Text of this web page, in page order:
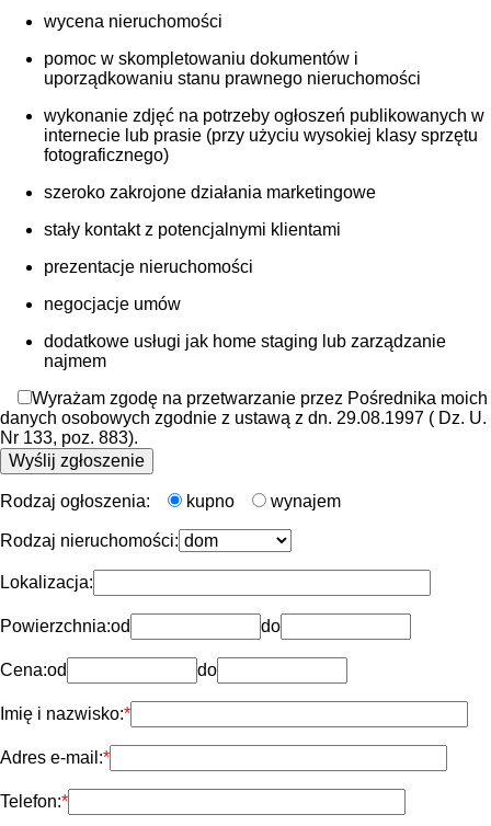
wycena nieruchomości
pomoc w skompletowaniu dokumentów i
uporządkowaniu stanu prawnego nieruchomości
wykonanie zdjęć na potrzeby ogłoszeń publikowanych w
internecie lub prasie (przy użyciu wysokiej klasy sprzętu
fotograficznego)
szeroko zakrojone działania marketingowe
stały kontakt z potencjalnymi klientami
prezentacje nieruchomości
negocjacje umów
dodatkowe usługi jak home staging lub zarządzanie
najmem
Wyrażam zgodę na przetwarzanie przez Pośrednika moich
danych osobowych zgodnie z ustawą z dn. 29.08.1997 ( Dz. U.
Nr 133, poz. 883).
Rodzaj ogłoszenia: kupno wynajem
Rodzaj nieruchomości:
Lokalizacja:
Powierzchnia:od do
Cena:od do
Imię i nazwisko:
Adres e-mail:
Telefon: